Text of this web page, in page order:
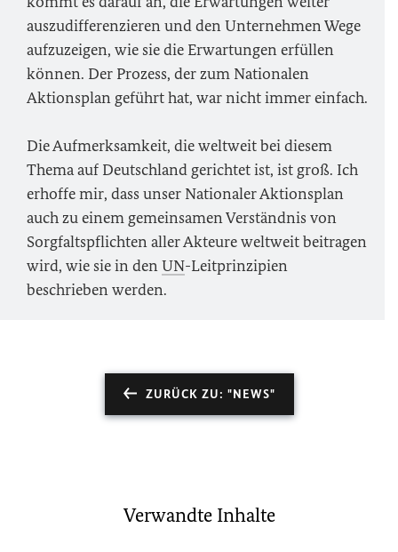
auszudifferenzieren und den Unternehmen Wege
aufzuzeigen, wie sie die Erwartungen erfüllen
können. Der Prozess, der zum Nationalen
Aktionsplan geführt hat, war nicht immer einfach.
Die Aufmerksamkeit, die weltweit bei diesem
Thema auf Deutschland gerichtet ist, ist groß. Ich
erhoffe mir, dass unser Nationaler Aktionsplan
auch zu einem gemeinsamen Verständnis von
Sorgfaltspflichten aller Akteure weltweit beitragen
wird, wie sie in denUN-Leitprinzipien
beschrieben werden.
ZURÜCK ZU: "NEWS"
Verwandte Inhalte